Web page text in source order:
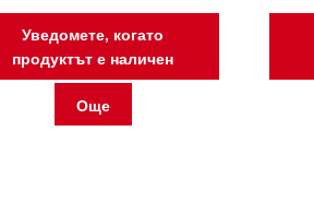
Уведомете, когато
продуктът е наличен
Още